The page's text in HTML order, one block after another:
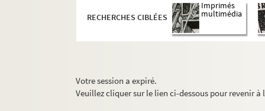
RECHERCHES CIBLÉES
Imprimés
multimédia
Votre session a expiré.
Veuillez cliquer sur le lien ci-dessous pour revenir